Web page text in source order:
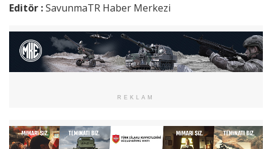
Editör :SavunmaTR Haber Merkezi
REKLAM